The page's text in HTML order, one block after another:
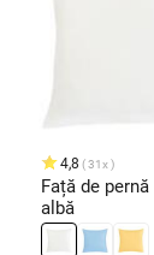
4,8 31x
Față de
albă